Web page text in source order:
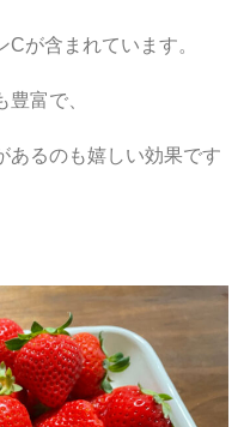
が含まれています。
富で、
あるのも嬉しい効果です